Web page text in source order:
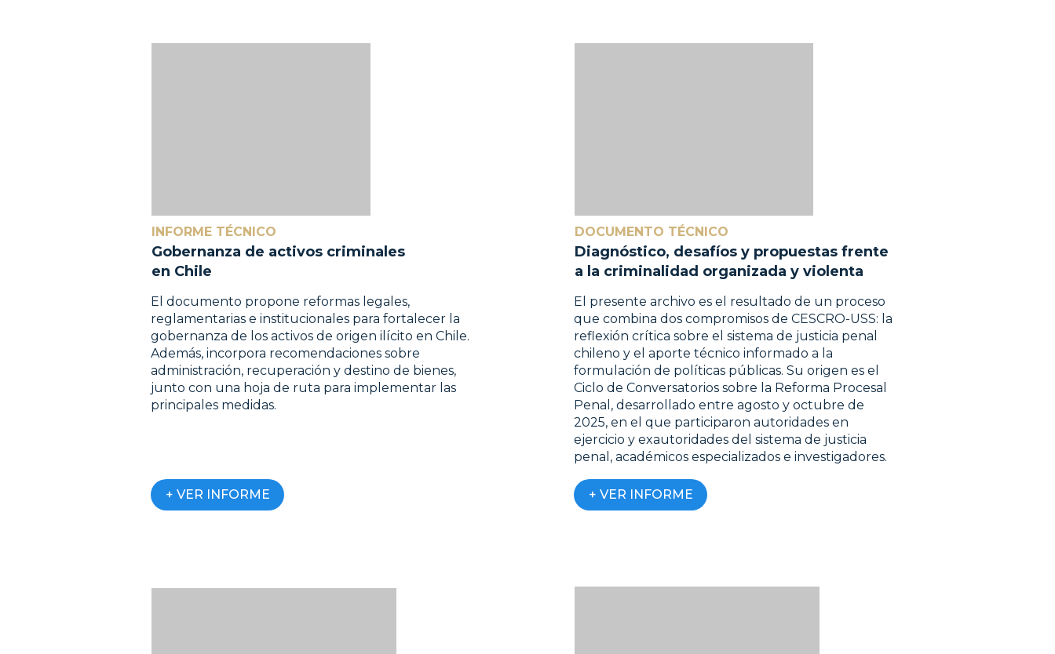
INFORME TÉCNICO DOCUMENTO TÉCNICO
Gobernanza de activos criminales
en Chile
Diagnóstico, desafíos y propuestas frente
a la criminalidad organizada y violenta
El documento propone reformas legales,
reglamentarias e institucionales para fortalecer la
gobernanza de los activos de origen ilícito en Chile.
Además, incorpora recomendaciones sobre
administración, recuperación y destino de bienes,
junto con una hoja de ruta para implementar las
principales medidas.
El presente archivo es el resultado de un proceso
que combina dos compromisos de CESCRO-USS: la
reflexión crítica sobre el sistema de justicia penal
chileno y el aporte técnico informado a la
formulación de políticas públicas. Su origen es el
Ciclo de Conversatorios sobre la Reforma Procesal
Penal, desarrollado entre agosto y octubre de
2025, en el que participaron autoridades en
ejercicio y exautoridades del sistema de justicia
penal, académicos especializados e investigadores.
+ VER INFORME + VER INFORME